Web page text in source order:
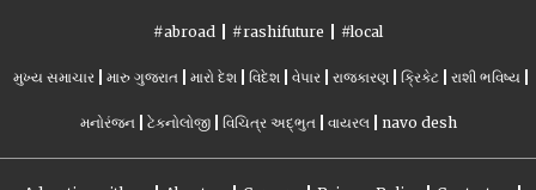
#abroad #rashifuture #local
મુખ્ય સમાચાર મારુ ગુજરાત મારો દેશ વિદેશ વેપાર રાજકારણ ક્રિકેટ રાશી ભવિષ્ય
મનોરંજન ટેકનોલોજી વિચિત્ર અદ્ભુત વાયરલ navo desh